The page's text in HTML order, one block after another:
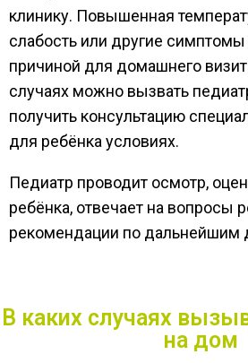
клинику. Повышенная
слабость или другие симптомы
причиной для домашнего
случаях можно вызвать
получить консультацию
для ребёнка условиях.
Педиатр проводит осмотр,
ребёнка, отвечает на вопросы
рекомендации по дальнейшим
В каких случаях
на дом